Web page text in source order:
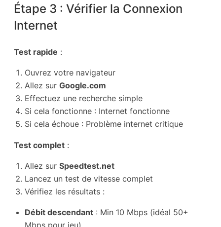
Étape 3 : Vérifier la Connexion
Internet
Test rapide :
Ouvrez votre navigateur
Allez sur Google.com
Effectuez une recherche simple
Si cela fonctionne : Internet fonctionne
Si cela échoue : Problème internet critique
Test complet :
Allez sur Speedtest.net
Lancez un test de vitesse complet
Vérifiez les résultats :
Débit descendant : Min 10 Mbps (idéal 50+